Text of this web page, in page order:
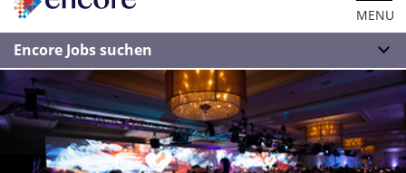
MENU
Encore Jobs suchen